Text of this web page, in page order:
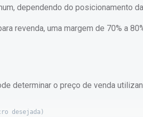
dependendo do posicionamento
revenda, uma margem de 70% a
determinar o preço de venda